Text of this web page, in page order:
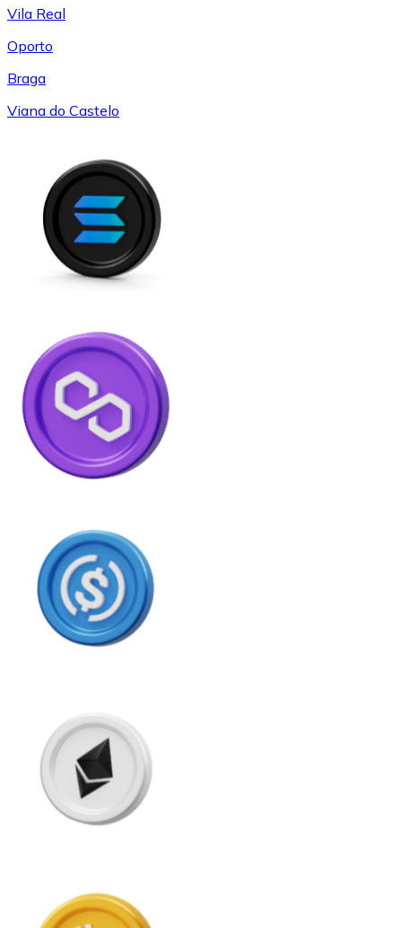
Vila Real
Oporto
Braga
Viana do Castelo